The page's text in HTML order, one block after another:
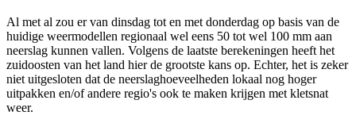
Al met al zou er van dinsdag tot en met donderdag op basis van de
huidige weermodellen regionaal wel eens 50 tot wel 100 mm aan
neerslag kunnen vallen. Volgens de laatste berekeningen heeft het
zuidoosten van het land hier de grootste kans op. Echter, het is zeker
niet uitgesloten dat de neerslaghoeveelheden lokaal nog hoger
uitpakken en/of andere regio's ook te maken krijgen met kletsnat
weer.